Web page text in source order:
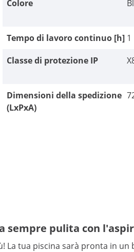
Colore
Tempo di lavoro continuo [h] 1
Classe di protezione IP
Dimensioni della spedizione
(LxPxA)
sempre pulita con
La tua piscina sarà pronta in